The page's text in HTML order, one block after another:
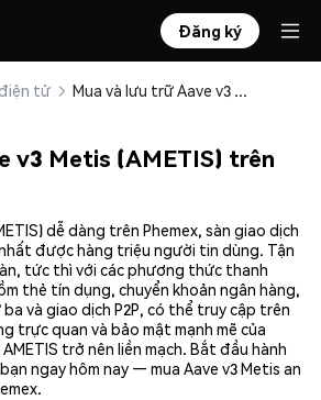
Đăng ký
tử Mua và lưu trữ Aave v3 Metis (AMETIS) an toàn
v3 Metis (AMETIS) trên
dễ dàng trên Phemex, sàn giao dịch
được hàng triệu người tin dùng. Tận
tức thì với các phương thức thanh
thẻ tín dụng, chuyển khoản ngân hàng,
và giao dịch P2P, có thể truy cập trên
trực quan và bảo mật mạnh mẽ của
trở nên liền mạch. Bắt đầu hành
ngay hôm nay — mua Aave v3 Metis an